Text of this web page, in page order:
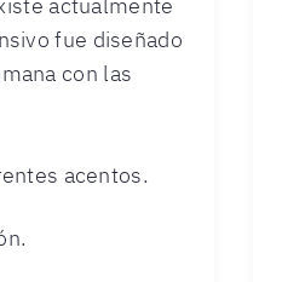
fue diseñado
con las
acentos.